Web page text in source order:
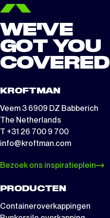
WE'VE
GOT YOU
COVERED
KROFTMAN
Veem 3 6909 DZ Babberich
The Netherlands
T +31 26 700 9 700
info@kroftman.com
Bezoek ons inspiratieplein
PRODUCTEN
Containeroverkappingen